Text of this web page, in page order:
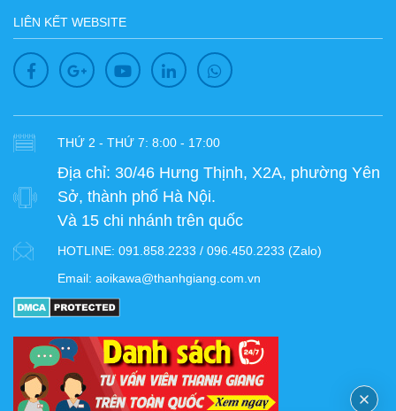
LIÊN KẾT WEBSITE
THỨ 2 - THỨ 7: 8:00 - 17:00
Địa chỉ: 30/46 Hưng Thịnh, X2A, phường Yên
Sở, thành phố Hà Nội.
Và 15 chi nhánh trên quốc
HOTLINE: 091.858.2233 / 096.450.2233 (Zalo)
Email: aoikawa@thanhgiang.com.vn